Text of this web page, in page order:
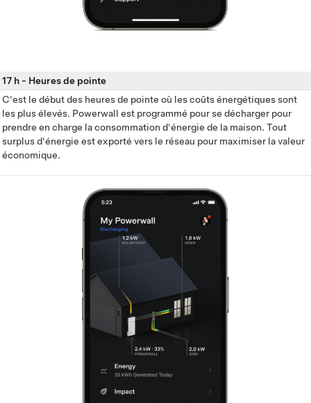
17 h - Heures de pointe
C'est le début des heures de pointe où les coûts énergétiques sont
les plus élevés. Powerwall est programmé pour se décharger pour
prendre en charge la consommation d'énergie de la maison. Tout
surplus d'énergie est exporté vers le réseau pour maximiser la valeur
économique.